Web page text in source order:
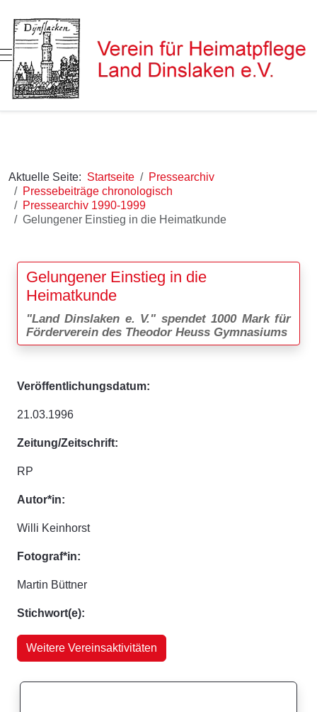
Mobile Menu Toggle
Aktuelle Seite: Startseite
Pressearchiv
Pressebeiträge chronologisch
Pressearchiv 1990-1999
Gelungener Einstieg in die Heimatkunde
Gelungener Einstieg in die
Heimatkunde
"Land Dinslaken e. V." spendet 1000 Mark für
Förderverein des Theodor Heuss Gymnasiums
Veröffentlichungsdatum:
21.03.1996
Zeitung/Zeitschrift:
RP
Autor*in:
Willi Keinhorst
Fotograf*in:
Martin Büttner
Stichwort(e):
Weitere Vereinsaktivitäten